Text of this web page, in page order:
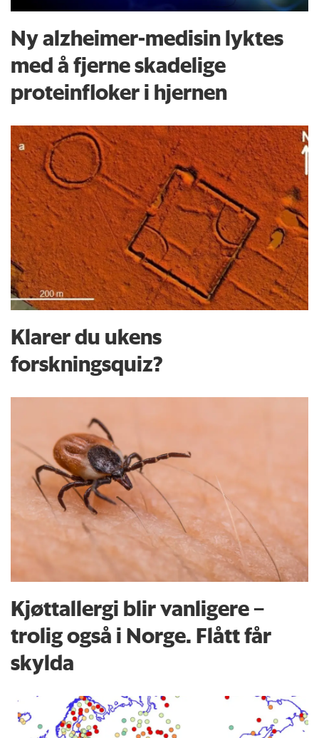
Ny alzheimer-medisin lyktes
med å fjerne skadelige
proteinfloker i hjernen
Klarer du ukens
forskningsquiz?
Kjøttallergi blir vanligere –
trolig også i Norge. Flått får
skylda